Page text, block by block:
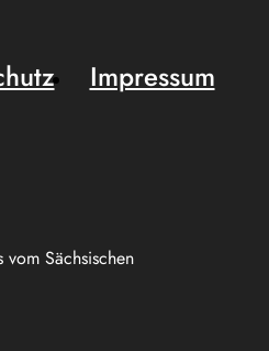
Sächsischen
Impressum